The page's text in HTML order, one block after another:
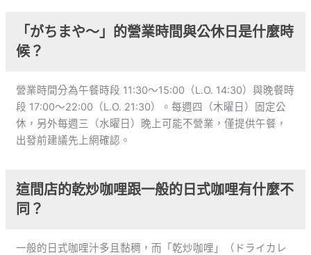
「がちまや～」的營業時間與公休日是什麼時
候？
營業時間分為午餐時段 11:30～15:00（L.O. 14:30）與晚餐時
段 17:00～22:00（L.O. 21:30）。每週四（木曜日）固定公
休，另外每週三（水曜日）晚上可能不營業，僅提供午餐，
出發前建議先上網確認。
這間店的乾炒咖哩跟一般的日式咖哩有什麼不
同？
一般的日式咖哩汁多且黏稠，而「乾炒咖哩」（ドライカレ